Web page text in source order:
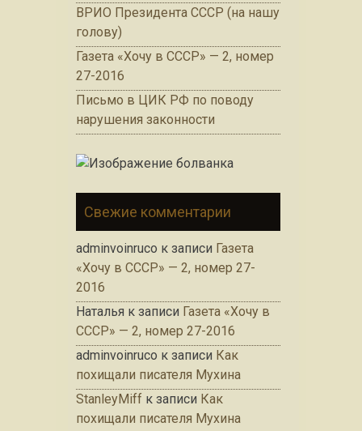
ВРИО Президента СССР (на нашу
голову)
Газета «Хочу в СССР» — 2, номер
27-2016
Письмо в ЦИК РФ по поводу
нарушения законности
Свежие комментарии
adminvoinruco к записи Газета
«Хочу в СССР» — 2, номер 27-
2016
Наталья к записи Газета «Хочу в
СССР» — 2, номер 27-2016
adminvoinruco к записи Как
похищали писателя Мухина
StanleyMiff к записи Как
похищали писателя Мухина